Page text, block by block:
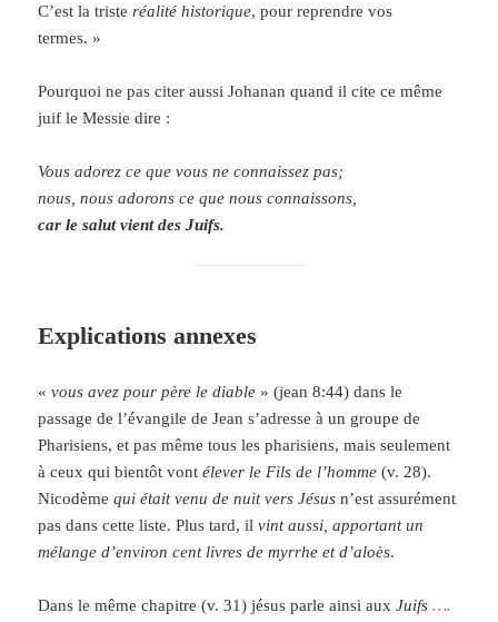
C’est la tristeréalité historique, pour reprendre vos
termes. »
Pourquoi ne pas citer aussi Johanan quand il cite ce même
juif le Messie dire :
Vous adorez ce que vous ne connaissez pas;
nous, nous adorons ce que nous connaissons,
car le salut vient des Juifs.
Explications annexes
«vous avez pour père le diable » (jean 8:44) dans le
passage de l’évangile de Jean s’adresse à un groupe de
Pharisiens, et pas même tous les pharisiens, mais seulement
à ceux qui bientôt vontélever le Fils de l’homme (v. 28).
Nicodèmequi était venu de nuit vers Jésus n’est assurément
pas dans cette liste. Plus tard, ilvint aussi, apportant un
mélange d’environ cent livres de myrrhe et d’aloès.
Dans le même chapitre (v. 31) jésus parle ainsi auxJuifs….